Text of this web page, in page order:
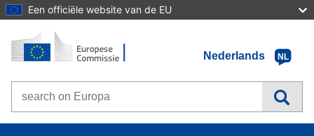
Een officiële website van de EU
Ga naar de inhoud
Home - Europese Commissie
Nederlands
NL
Search on Europa websites